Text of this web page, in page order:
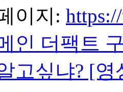
이지:
인 더팩트
고싶냐? [